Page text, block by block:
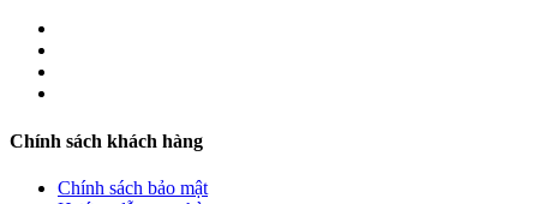
Chính sách khách hàng
Chính sách bảo mật